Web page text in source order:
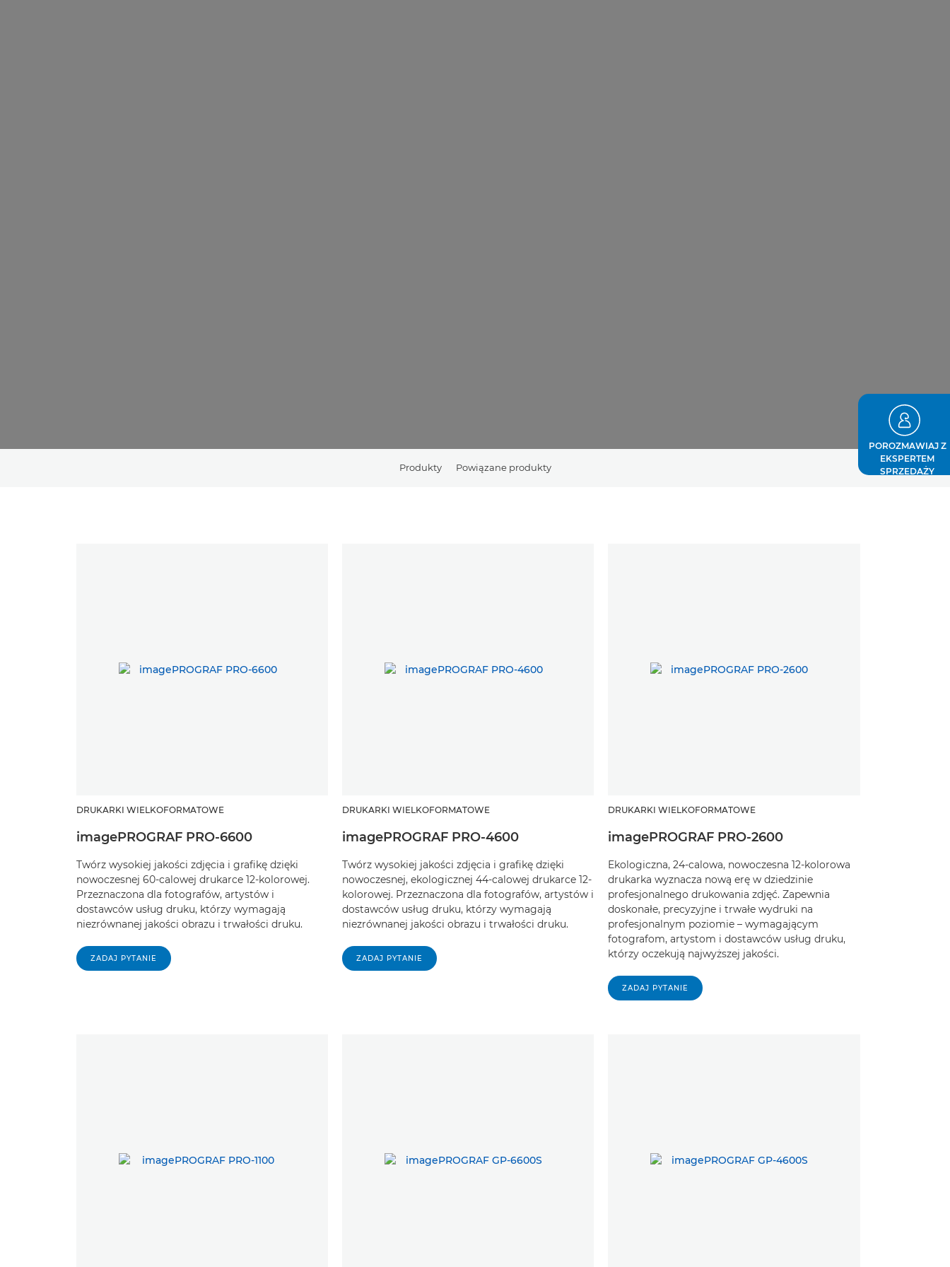
Produkty Powiązane produkty
DRUKARKI WIELKOFORMATOWE
imagePROGRAF PRO-6600
Twórz wysokiej jakości zdjęcia i grafikę dzięki
nowoczesnej 60-calowej drukarce 12-kolorowej.
Przeznaczona dla fotografów, artystów i
dostawców usług druku, którzy wymagają
niezrównanej jakości obrazu i trwałości druku.
ZADAJ PYTANIE
DRUKARKI WIELKOFORMATOWE
imagePROGRAF PRO-4600
Twórz wysokiej jakości zdjęcia i grafikę dzięki
nowoczesnej, ekologicznej 44-calowej drukarce 12-
kolorowej. Przeznaczona dla fotografów, artystów i
dostawców usług druku, którzy wymagają
niezrównanej jakości obrazu i trwałości druku.
ZADAJ PYTANIE
DRUKARKI WIELKOFORMATOWE
imagePROGRAF PRO-2600
Ekologiczna, 24-calowa, nowoczesna 12-kolorowa
drukarka wyznacza nową erę w dziedzinie
profesjonalnego drukowania zdjęć. Zapewnia
doskonałe, precyzyjne i trwałe wydruki na
profesjonalnym poziomie – wymagającym
fotografom, artystom i dostawców usług druku,
którzy oczekują najwyższej jakości.
ZADAJ PYTANIE
POROZMAWIAJ Z
EKSPERTEM
SPRZEDAŻY